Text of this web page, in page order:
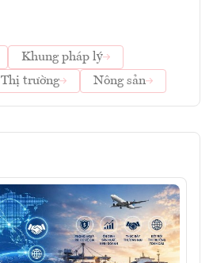
Khung pháp lý
Thị trường Nông sản